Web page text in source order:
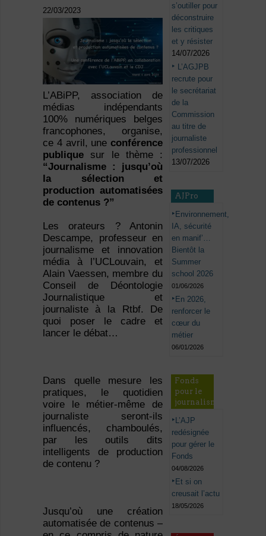
22/03/2023
L’ABiPP, association de
médias indépendants
100% numériques belges
francophones, organise,
ce 4 avril, uneconférence
publiquesur le thème :
“Journalisme : jusqu’où
la sélection et
production automatisées
de contenus ?”
Les orateurs ? Antonin
Descampe, professeur en
journalisme et innovation
média à l’UCLouvain, et
Alain Vaessen, membre du
Conseil de Déontologie
Journalistique et
journaliste à la Rtbf. De
quoi poser le cadre et
lancer le débat…
Dans quelle mesure les
pratiques, le quotidien
voire le métier-même de
journaliste seront-ils
influencés, chamboulés,
par les outils dits
intelligents de production
de contenu ?
Jusqu’où une création
automatisée de contenus –
s’outiller pour
déconstruire
les critiques
et y résister
14/07/2026
L’AGJPB
recrute pour
le secrétariat
de la
Commission
au titre de
journaliste
professionnel
13/07/2026
AJPro
Environnement,
IA, sécurité
en manif’…
Bientôt la
Summer
school 2026
01/06/2026
En 2026,
renforcer le
cœur du
métier
06/01/2026
Fonds
pour le
journalisme
L’AJP
redésignée
pour gérer le
Fonds
04/08/2026
Et si on
creusait l’actu
18/05/2026